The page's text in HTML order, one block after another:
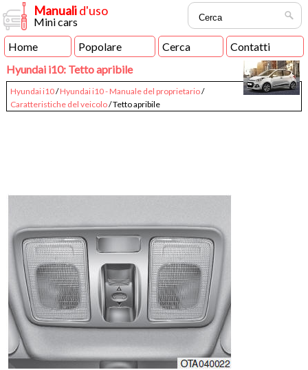
Manualid'uso
Mini cars
Home
Popolare Cerca
Contatti
Hyundai i10: Tetto apribile
Hyundai i10/Hyundai i10 - Manuale del proprietario/
Caratteristiche del veicolo/ Tetto apribile